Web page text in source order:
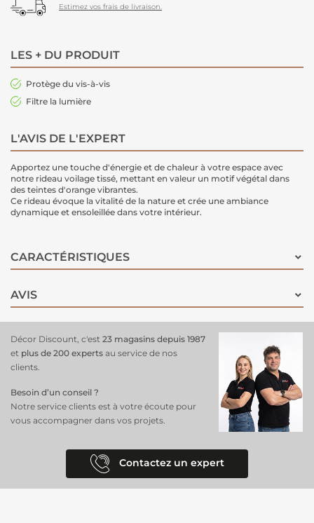
Estimez vos frais de livraison.
LES + DU PRODUIT
Protège du vis-à-vis
Filtre la lumière
L'AVIS DE L'EXPERT
Apportez une touche d'énergie et de chaleur à votre espace avec
notre rideau voilage tissé, mettant en valeur un motif végétal dans
des teintes d'orange vibrantes.
Ce rideau évoque la vitalité de la nature et crée une ambiance
dynamique et ensoleillée dans votre intérieur.
CARACTÉRISTIQUES
AVIS
Décor Discount, c'est 23 magasins depuis 1987
et plus de 200 experts au service de nos
clients.
Besoin d’un conseil ?
Notre service clients est à votre écoute pour
vous accompagner dans vos projets.
Contactez un expert